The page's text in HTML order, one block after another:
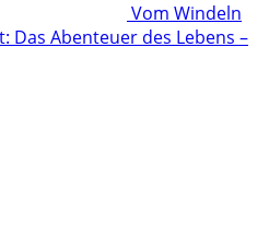
Vom Windeln
Das Abenteuer des Lebens –